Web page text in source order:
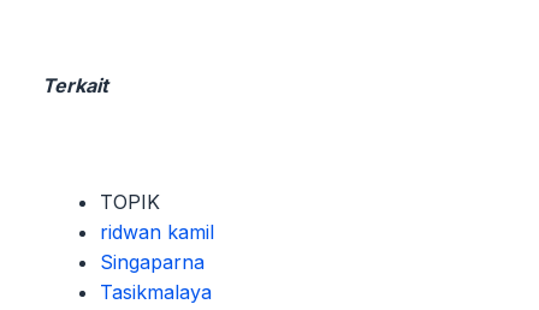
Terkait
TOPIK
ridwan kamil
Singaparna
Tasikmalaya